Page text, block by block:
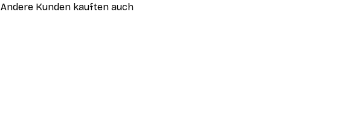
Andere Kunden kauften auch